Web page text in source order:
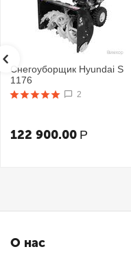
Снегоуборщик Hyundai S
1176
2
122 900.00 Р
О нас